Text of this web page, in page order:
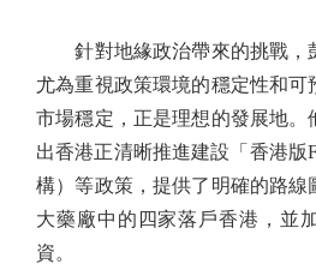
針對地緣政治帶來的挑戰，
尤為重視政策環境的穩定性和可
市場穩定，正是理想的發展地。
出香港正清晰推進建設「香港
構）等政策，提供了明確的路線
大藥廠中的四家落戶香港，並
資。